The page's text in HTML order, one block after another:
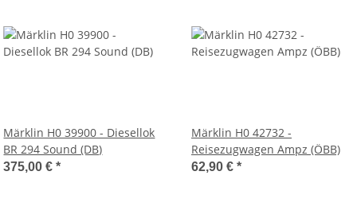
Märklin H0 39900 - Diesellok
BR 294 Sound (DB)
375,00 €*
Märklin H0 42732 -
Reisezugwagen Ampz (ÖBB)
62,90 € *